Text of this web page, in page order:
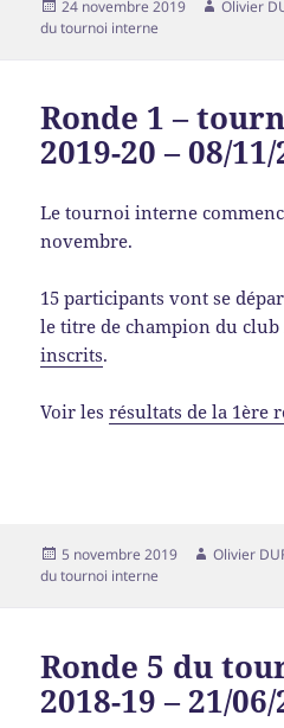
24 novembre 2019 Olivier
du tournoi interne
Ronde 1 –
2019-20 – 08/
Le tournoi interne
novembre.
15 participants vont se
le titre de champion du club
inscrits.
Voir lesrésultats de la 1ère
5 novembre 2019 Olivier
du tournoi interne
Ronde 5 du
2018-19 – 21/